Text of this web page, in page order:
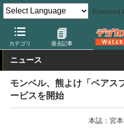
Powered
カテゴリ 過去記事
デジカメ Watch 撮影情報 風景
ニュース
モンベル、熊よけ「ベアス
ービスを開始
本誌：宮